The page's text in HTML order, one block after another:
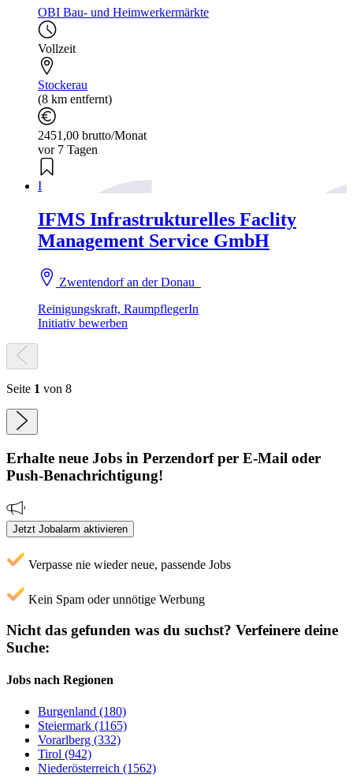
OBI Bau- und Heimwerkermärkte
Vollzeit
Stockerau
(8 km entfernt)
2451,00 brutto/Monat
vor 7 Tagen
I
IFMS Infrastrukturelles Faclity
Management Service GmbH
Zwentendorf an der Donau
Reinigungskraft, RaumpflegerIn
Initiativ bewerben
Seite 1 von 8
Erhalte neue Jobs in Perzendorfper E-Mail oder
Push-Benachrichtigung!
Jetzt Jobalarm aktivieren
Verpasse nie wieder neue, passende Jobs
Kein Spam oder unnötige Werbung
Nicht das gefunden was du suchst? Verfeinere deine
Suche:
Jobs nach Regionen
Burgenland (180)
Steiermark (1165)
Vorarlberg (332)
Tirol (942)
Niederösterreich (1562)